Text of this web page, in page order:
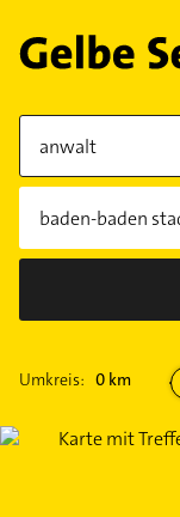
Umkreis: 0 km